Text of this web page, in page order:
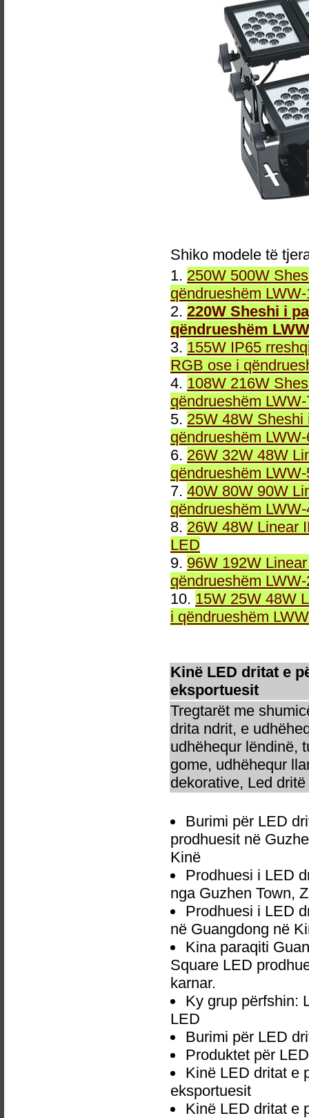
Shiko modele të
1. 250W 500W
qëndrueshëm
2. 220W Sheshi i
qëndrueshëm
3. 155W IP65
RGB ose i
4. 108W 216W
qëndrueshëm
5. 25W 48W
qëndrueshëm
6. 26W 32W 48W
qëndrueshëm
7. 40W 80W 90W
qëndrueshëm
8. 26W 48W Linear
LED
9. 96W 192W
qëndrueshëm
10. 15W 25W 48W
i qëndrueshëm
Kinë LED dritat e
eksportuesit
Tregtarët me
drita ndrit, e
udhëhequr lëndinë,
gome, udhëhequr
dekorative, Led
Burimi për LED
prodhuesit në
Kinë
Prodhuesi i LED
nga Guzhen Town,
Prodhuesi i LED
në Guangdong në
Kina paraqiti
Square LED
karnar.
Ky grup përfshin:
LED
Burimi për LED
Produktet për
Kinë LED dritat e
eksportuesit
Kinë LED dritat e